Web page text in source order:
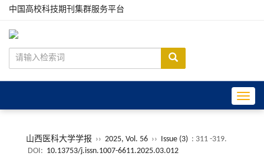
中国高校科技期刊集群服务平台
山西医科大学学报 ›› 2025, Vol. 56 ›› Issue (3) : 311 -319.
DOI: 10.13753/j.issn.1007-6611.2025.03.012